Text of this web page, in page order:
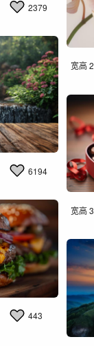
2379
宽高
6194
宽高
443